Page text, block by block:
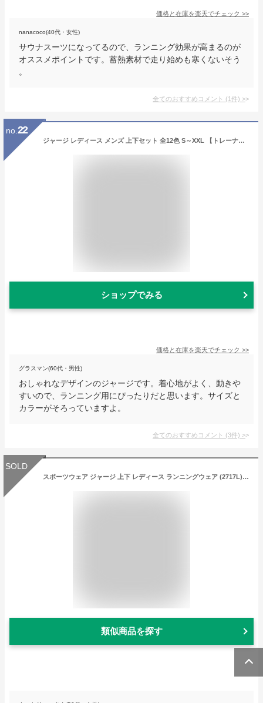
価格と在庫を楽天でチェック >>
nanacoco(40代・女性)
サウナスーツになってるので、ランニング効果が高まるのが
オススメポイントです。蓄熱素材で走り始めも寒くないそう
。
全てのおすすめコメント (1件) >
no. 22
ジャージ レディース メンズ 上下セット 全12色 S～XXL 【トレーナー監修】 おしゃれ 大きいサイズ セットアップ セットジャージ トレーニングウェア ラインジャージ スポーツ ウェア ウエア 運動着 男性用 女性用 ランニング ジョギング PSS-690
ショップでみる
価格と在庫を楽天でチェック >>
グラスマン(60代・男性)
おしゃれなデザインのジャージです。着心地がよく、動きや
すいので、ランニング用にぴったりだと思います。サイズと
カラーがそろっていますよ。
全てのおすすめコメント (3件) >
SOLD
スポーツウェア ジャージ 上下 レディース ランニングウェア (2717L)【 吸汗速乾 】 上下セット セットアップ 長袖 パーカー パンツ ウォーキング フィットネス S M L LL 3L おしゃれ 運動着 部屋着 秋 冬
類似商品を探す